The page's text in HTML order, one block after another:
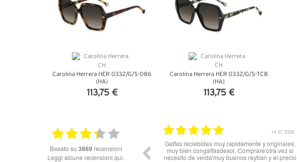
Carolina Herrera HER 0332/G/S-086
(HA)
113,75 €
Carolina Herrera HER 0332/G/S-TCB
(HA)
113,75 €
basato su 3869 recensioni
Leggi alcune recensioni qui.
11.06.2026
Nn solo super celeri nelle informazioni ma
soprattutto servizio e spedizione impeccabili!
Dalla Spagna all’Italia in 3 gg lavorativi! Bravi e
Ottimo Venditore *****